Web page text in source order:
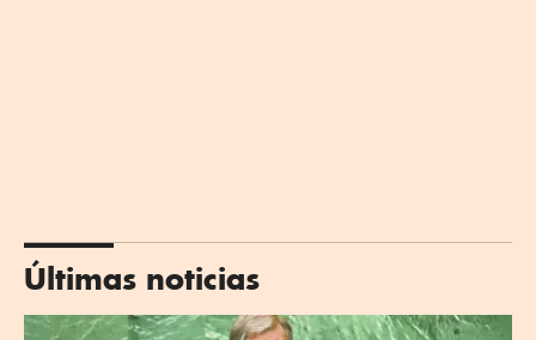
Últimas noticias